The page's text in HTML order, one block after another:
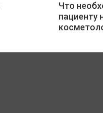
Что
пациенту